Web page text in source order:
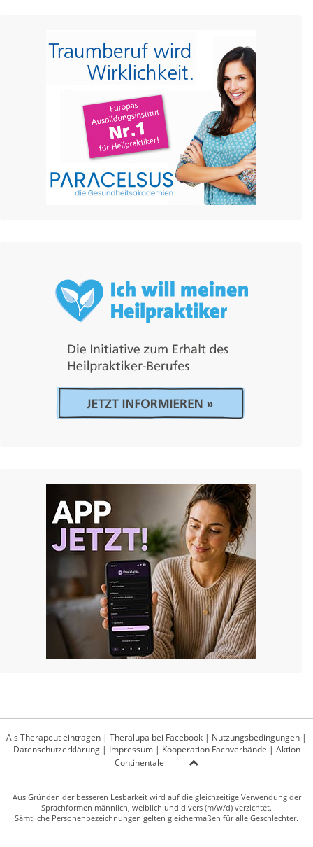
Als Therapeut eintragen | Theralupa bei Facebook | Nutzungsbedingungen |
Datenschutzerklärung| Impressum| Kooperation Fachverbände | Aktion
Continentale
Aus Gründen der besseren Lesbarkeit wird auf die gleichzeitige Verwendung der
Sprachformen männlich, weiblich und divers (m/w/d) verzichtet.
Sämtliche Personenbezeichnungen gelten gleichermaßen für alle Geschlechter.